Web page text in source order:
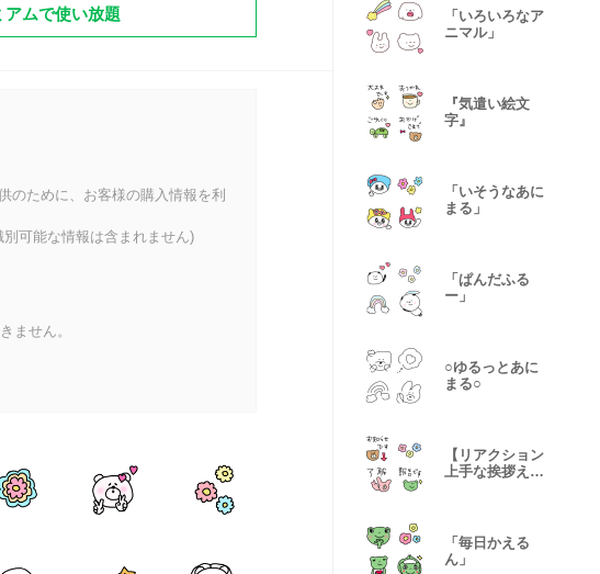
アムで使い放題
のために、お客様の購入情報を利
可能な情報は含まれません)
ません。
「いろいろなア
ニマル」
『気遣い絵文
字』
「いそうなあに
まる」
「ぱんだふる
ー」
○ゆるっとあに
まる○
【リアクション
上手な挨拶えも
「毎日かえる
ん」